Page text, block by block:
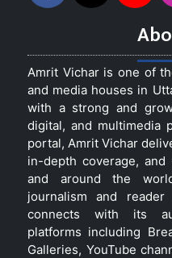
Amrit Vichar is one of
and media houses in
with a strong and
digital, and multimedia
portal, Amrit Vichar
in-depth coverage,
and around the
journalism and reader
connects with its
platforms including
Galleries, YouTube